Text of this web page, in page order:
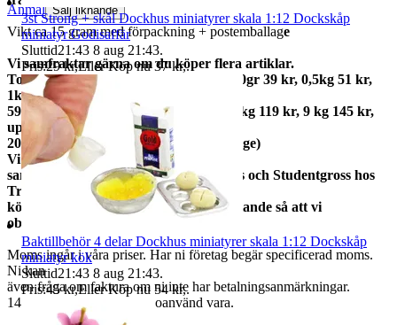
Vikt ca 15 gram med förpackning + postemballage
Vi samfraktar gärna om du köper flera artiklar.
Total frakt: 50gr 15 kr, 100gr 25 kr, 250gr 39 kr, 0,5kg 51 kr,
1kg
59kr, 2kg 73 kr, 3kg 79 kr, 5kg 95 kr, 7kg 119 kr, 9 kg 145 kr,
upp till
20kg 159 kr (priserna gäller inom Sverige)
Vi
samfraktar med Fyndgross, Lampgross och Studentgross hos
Tradera. Om du
köper från mer än en skicka ett meddelande så att vi
observerar det.
Moms ingår i våra priser. Har ni företag begär specificerad moms.
Ni kan
även fråga om faktura om ni inte har betalningsanmärkningar.
14 dagars full returrätt vid oanvänd vara.
Anmäl Sälj liknande
3st Strong + skål Dockhus miniatyrer skala 1:12 Dockskåp
miniatyr Godisaffär
Sluttid21:43 8 aug 21:43.
Pris:29 kr,Eller Köp nu 37 kr,.
Baktillbehör 4 delar Dockhus miniatyrer skala 1:12 Dockskåp
miniatyr kök
Sluttid21:43 8 aug 21:43.
Pris:45 kr,Eller Köp nu 54 kr,.